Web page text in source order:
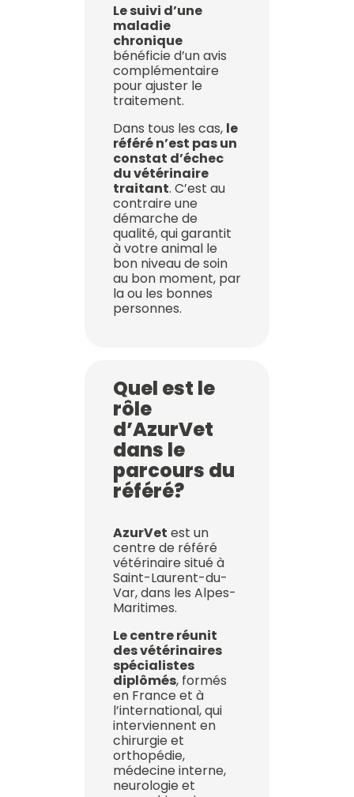
Le suivi d’une
maladie
chronique
bénéficie d’un avis
complémentaire
pour ajuster le
traitement.
Dans tous les cas, le
référé n’est pas un
constat d’échec
du vétérinaire
traitant. C’est au
contraire une
démarche de
qualité, qui garantit
à votre animal le
bon niveau de soin
au bon moment, par
la ou les bonnes
personnes.
Quel est le
rôle
d’AzurVet
dans le
parcours du
référé?
AzurVet est un
centre de référé
vétérinaire situé à
Saint-Laurent-du-
Var, dans les Alpes-
Maritimes.
Le centre réunit
des vétérinaires
spécialistes
diplômés, formés
en France et à
l’international, qui
interviennent en
chirurgie et
orthopédie,
médecine interne,
neurologie et